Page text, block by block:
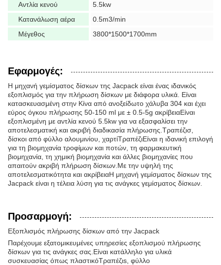
Αντλία κενού
5.5kw
Κατανάλωση αέρα
0.5m3/min
Μέγεθος
3800*1500*1700mm
Εφαρμογές:
Η μηχανή γεμίσματος δίσκων της Jacpack είναι ένας ιδανικός
εξοπλισμός για την πλήρωση δίσκων με διάφορα υλικά. Είναι
κατασκευασμένη στην Κίνα από ανοξείδωτο χάλυβα 304 και έχει
εύρος όγκου πλήρωσης 50-150 ml με ± 0.5-5g ακρίβειαΕίναι
εξοπλισμένη με αντλία κενού 5.5kw για να εξασφαλίσει την
αποτελεσματική και ακριβή διαδικασία πλήρωσης. Τραπέζισ,
δίσκοι από φύλλο αλουμινίου, χαρτίΤραπέζιΕίναι η ιδανική επιλογή
για τη βιομηχανία τροφίμων και ποτών, τη φαρμακευτική
βιομηχανία, τη χημική βιομηχανία και άλλες βιομηχανίες που
απαιτούν ακριβή πλήρωση δίσκων.Με την υψηλή της
αποτελεσματικότητα και ακρίβειαΗ μηχανή γεμίσματος δίσκων της
Jacpack είναι η τέλεια λύση για τις ανάγκες γεμίσματος δίσκων.
Προσαρμογή:
Εξοπλισμός πλήρωσης δίσκων από την Jacpack
Παρέχουμε εξατομικευμένες υπηρεσίες εξοπλισμού πλήρωσης
δίσκων για τις ανάγκες σας.Είναι κατάλληλο για υλικά
συσκευασίας όπως πλαστικόΤραπέζιs, φύλλο